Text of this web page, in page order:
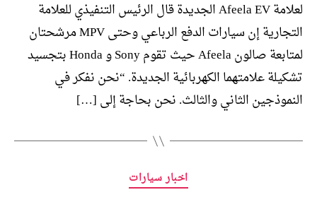
لعلامة Afeela EV الجديدة قال الرئيس التنفيذي للعلامة
التجارية إن سيارات الدفع الرباعي وحتى MPV مرشحتان
لمتابعة صالون Afeela حيث تقوم Sony و Honda بتجسيد
تشكيلة علامتهما الكهربائية الجديدة. “نحن نفكر في
النموذجين الثاني والثالث. نحن بحاجة إلى […]
التصنيفات
اخبار سيارات